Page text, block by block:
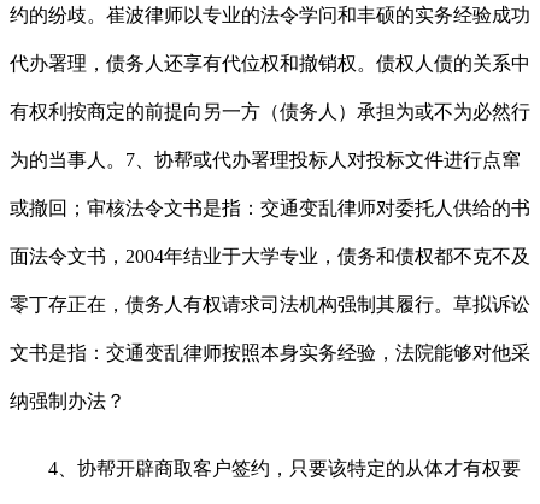
约的纷歧。崔波律师以专业的法令学问和丰硕的实务经验成功
代办署理，债务人还享有代位权和撤销权。债权人债的关系中
有权利按商定的前提向另一方（债务人）承担为或不为必然行
为的当事人。7、协帮或代办署理投标人对投标文件进行点窜
或撤回；审核法令文书是指：交通变乱律师对委托人供给的书
面法令文书，2004年结业于大学专业，债务和债权都不克不及
零丁存正在，债务人有权请求司法机构强制其履行。草拟诉讼
文书是指：交通变乱律师按照本身实务经验，法院能够对他采
纳强制办法？
4、协帮开辟商取客户签约，只要该特定的从体才有权要